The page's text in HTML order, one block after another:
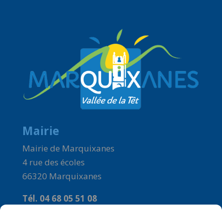
Mairie
Mairie de Marquixanes
4 rue des écoles
66320 Marquixanes
Tél. 04 68 05 51 08